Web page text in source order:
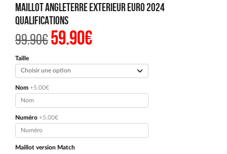
MAILLOT ANGLETERRE EXTERIEUR EURO 2024
QUALIFICATIONS
99.90€Le
prix
était :
99.90€.
59.90€Le
prix
est :
59.90€.
Taille
Nom +5.00€
Numéro +5.00€
Maillot version Match